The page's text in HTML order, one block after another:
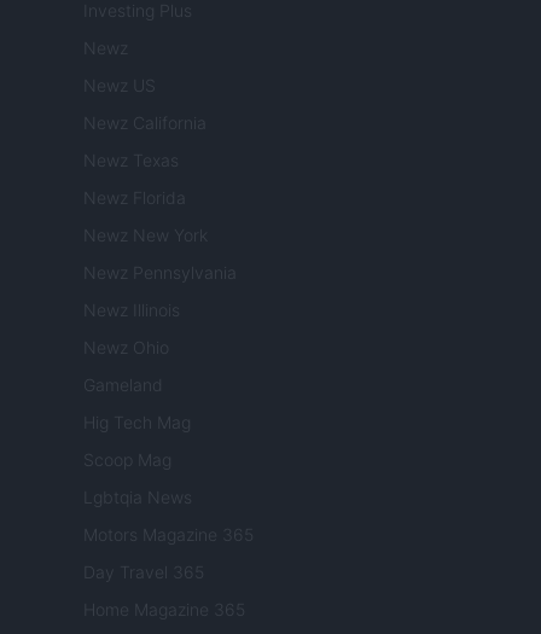
Investing Plus
Newz
Newz US
Newz California
Newz Texas
Newz Florida
Newz New York
Newz Pennsylvania
Newz Illinois
Newz Ohio
Gameland
Hig Tech Mag
Scoop Mag
Lgbtqia News
Motors Magazine 365
Day Travel 365
Home Magazine 365